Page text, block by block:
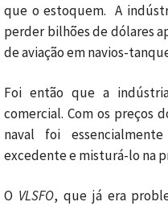
que o estoquem. A
perder bilhões de dólares
de aviação em navios-
Foi então que a
comercial. Com os preços
naval foi
excedente e misturá-lo na
O VLSFO, que já era